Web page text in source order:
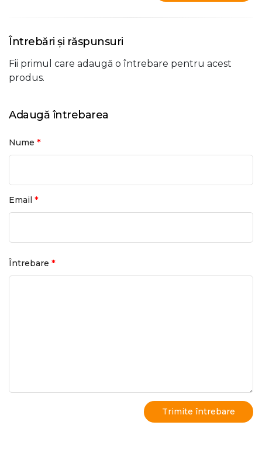
Întrebări și răspunsuri
Fii primul care adaugă o întrebare pentru acest
produs.
Adaugă întrebarea
Nume *
Email *
Întrebare *